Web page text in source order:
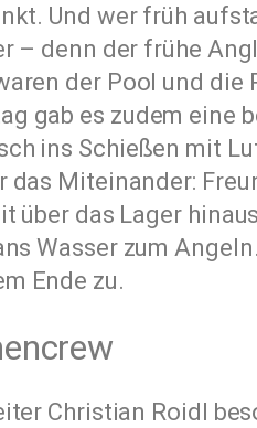
Und wer früh
– denn der frühe
der Pool und die
gab es zudem eine
ins Schießen mit
Miteinander:
über das Lager
Wasser zum
Ende zu.
Christian Roidl